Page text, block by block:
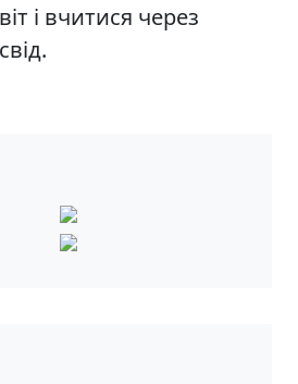
і вчитися через